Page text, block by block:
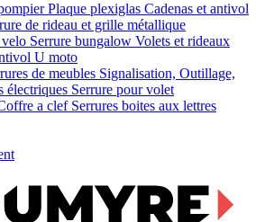
Plaque plexiglas Cadenas et antivol
de rideau et grille métallique
Serrure bungalow Volets et rideaux
U moto
de meubles Signalisation, Outillage,
électriques Serrure pour volet
a clef Serrures boites aux lettres